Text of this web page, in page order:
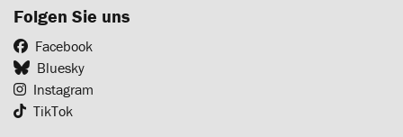
Folgen Sie uns
Facebook
Bluesky
Instagram
TikTok